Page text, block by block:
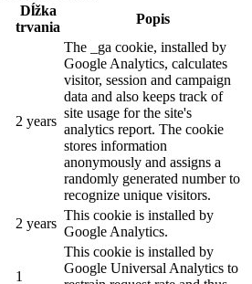
Dĺžka
trvania
Popis
2 years
The _ga cookie, installed by
Google Analytics, calculates
visitor, session and campaign
data and also keeps track of
site usage for the site's
analytics report. The cookie
stores information
anonymously and assigns a
randomly generated number to
recognize unique visitors.
2 years
This cookie is installed by
Google Analytics.
1
This cookie is installed by
Google Universal Analytics to